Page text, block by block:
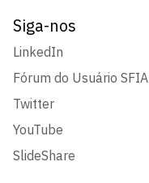
Siga-nos
LinkedIn
Fórum do Usuário SFIA
Twitter
YouTube
SlideShare